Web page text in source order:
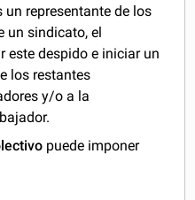
representante de los
un sindicato, el
este despido e iniciar un
los restantes
y/o a la
puede imponer